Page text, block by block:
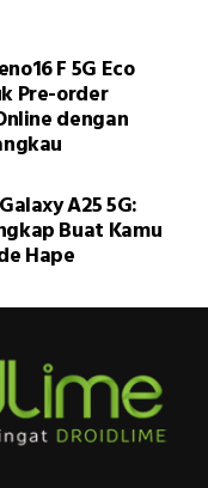
F 5G Eco
Pre-order
dengan
A25 5G:
Buat Kamu
Hape